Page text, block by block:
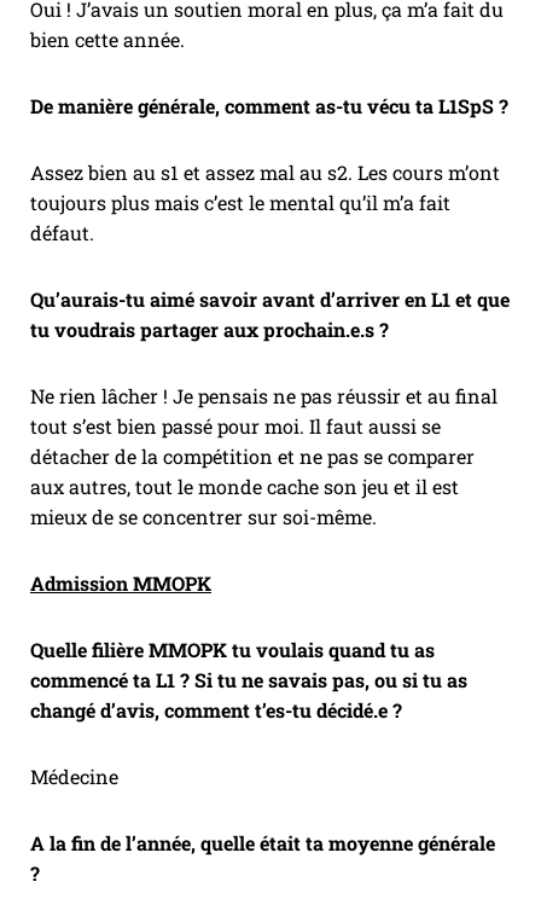
Oui ! J’avais un soutien moral en plus, ça m’a fait du
bien cette année.
De manière générale, comment as-tu vécu ta L1SpS ?
Assez bien au s1 et assez mal au s2. Les cours m’ont
toujours plus mais c’est le mental qu’il m’a fait
défaut.
Qu’aurais-tu aimé savoir avant d’arriver en L1 et que
tu voudrais partager aux prochain.e.s ?
Ne rien lâcher ! Je pensais ne pas réussir et au final
tout s’est bien passé pour moi. Il faut aussi se
détacher de la compétition et ne pas se comparer
aux autres, tout le monde cache son jeu et il est
mieux de se concentrer sur soi-même.
Admission MMOPK
Quelle filière MMOPK tu voulais quand tu as
commencé ta L1 ? Si tu ne savais pas, ou si tu as
changé d’avis, comment t’es-tu décidé.e ?
Médecine
A la fin de l’année, quelle était ta moyenne générale
?